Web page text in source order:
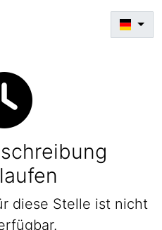
diese Stelle ist nicht